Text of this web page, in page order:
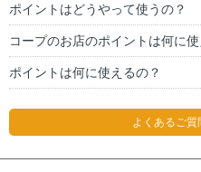
ポイントはどうやって使うの？
コープのお店のポイントは何に
ポイントは何に使えるの？
よくあるご質